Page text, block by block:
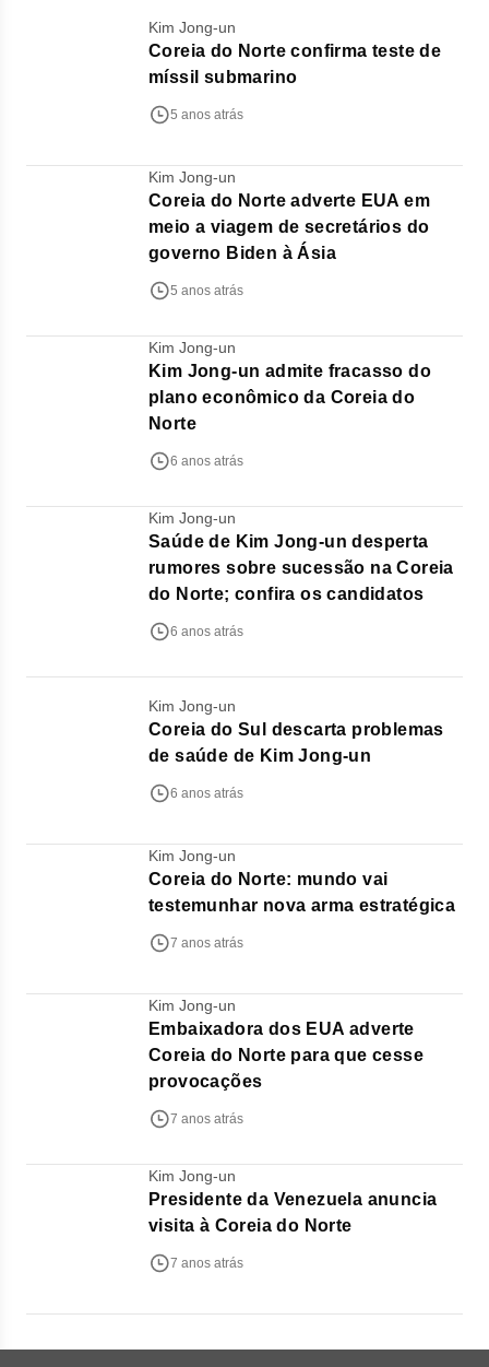
Kim Jong-un
Coreia do Norte confirma teste de
míssil submarino
5 anos atrás
Kim Jong-un
Coreia do Norte adverte EUA em
meio a viagem de secretários do
governo Biden à Ásia
5 anos atrás
Kim Jong-un
Kim Jong-un admite fracasso do
plano econômico da Coreia do
Norte
6 anos atrás
Kim Jong-un
Saúde de Kim Jong-un desperta
rumores sobre sucessão na Coreia
do Norte; confira os candidatos
6 anos atrás
Kim Jong-un
Coreia do Sul descarta problemas
de saúde de Kim Jong-un
6 anos atrás
Kim Jong-un
Coreia do Norte: mundo vai
testemunhar nova arma estratégica
7 anos atrás
Kim Jong-un
Embaixadora dos EUA adverte
Coreia do Norte para que cesse
provocações
7 anos atrás
Kim Jong-un
Presidente da Venezuela anuncia
visita à Coreia do Norte
7 anos atrás